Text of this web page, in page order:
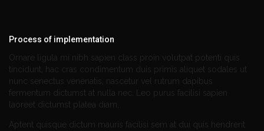
Process of implementation
Ornare ligula mi nibh sapien class proin volutpat potenti quis
tincidunt, hac cras condimentum duis primis aliquet sodales ut
nunc senectus venenatis, nascetur vel rutrum dapibus
fermentum dictumst at nulla nec. Leo purus facilisi sapien
laoreet dictumst platea diam,
Aptent quisque dictum mauris facilisi sem at dui quis hendrerit